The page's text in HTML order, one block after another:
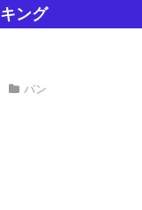
ング
パン